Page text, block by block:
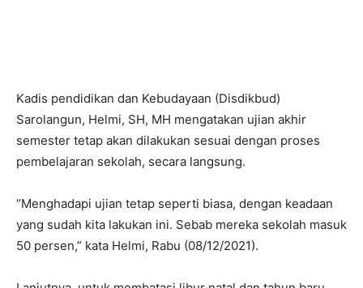
Kadis pendidikan dan Kebudayaan (Disdikbud)
Sarolangun, Helmi, SH, MH mengatakan ujian akhir
semester tetap akan dilakukan sesuai dengan proses
pembelajaran sekolah, secara langsung.
“Menghadapi ujian tetap seperti biasa, dengan keadaan
yang sudah kita lakukan ini. Sebab mereka sekolah masuk
50 persen,” kata Helmi, Rabu (08/12/2021).